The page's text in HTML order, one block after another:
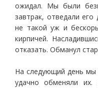
ожидал. Мы были
завтрак, отведали
не такой уж и
кирпичей.
отказать. Обманул
На следующий день мы
удачно обменяли